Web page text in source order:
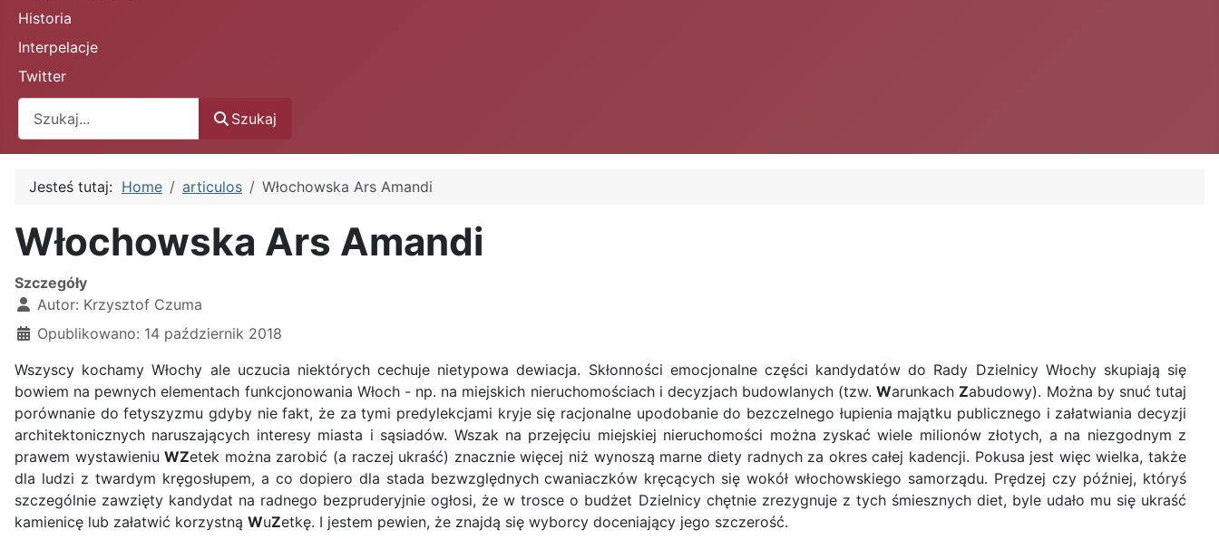
Historia
Interpelacje
Twitter
Szukaj
Jesteś tutaj: Home articulos Włochowska Ars Amandi
Włochowska Ars Amandi
Szczegóły
Autor: Krzysztof Czuma
Opublikowano: 14 październik 2018
Wszyscy kochamy Włochy ale uczucia niektórych cechuje nietypowa dewiacja. Skłonności emocjonalne części kandydatów do Rady Dzielnicy Włochy skupiają się
bowiem na pewnych elementach funkcjonowania Włoch - np. na miejskich nieruchomościach i decyzjach budowlanych (tzw.WarunkachZabudowy). Można by snuć tutaj
porównanie do fetyszyzmu gdyby nie fakt, że za tymi predylekcjami kryje się racjonalne upodobanie do bezczelnego łupienia majątku publicznego i załatwiania decyzji
architektonicznych naruszających interesy miasta i sąsiadów. Wszak na przejęciu miejskiej nieruchomości można zyskać wiele milionów złotych, a na niezgodnym z
prawem wystawieniuWZetek można zarobić (a raczej ukraść) znacznie więcej niż wynoszą marne diety radnych za okres całej kadencji. Pokusa jest więc wielka, także
dla ludzi z twardym kręgosłupem, a co dopiero dla stada bezwzględnych cwaniaczków kręcących się wokół włochowskiego samorządu. Prędzej czy później, któryś
szczególnie zawzięty kandydat na radnego bezpruderyjnie ogłosi, że w trosce o budżet Dzielnicy chętnie zrezygnuje z tych śmiesznych diet, byle udało mu się ukraść
kamienicę lub załatwić korzystną WuZetkę. I jestem pewien, że znajdą się wyborcy doceniający jego szczerość.